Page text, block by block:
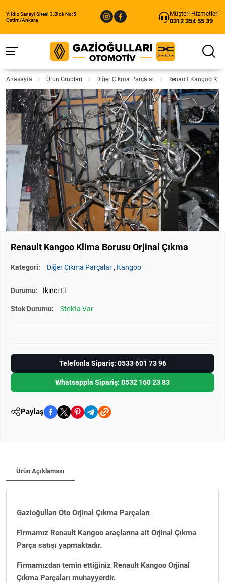
Yıldız Sanayi Sitesi 3.Blok No:5
Ostim/Ankara
Müşteri Hizmetleri
0312 354 55 39
Anasayfa Ürün Grupları Diğer Çıkma Parçalar Renault Kangoo
Renault Kangoo Klima Borusu Orjinal Çıkma
Kategori: Diğer Çıkma Parçalar , Kangoo
Durumu: İkinci El
Stok Durumu: Stokta Var
Telefonla Sipariş: 0533 601 73 96
Whatsappla Sipariş: 0532 160 23 83
Paylaş
Ürün Açıklaması
Gazioğulları Oto Orjinal Çıkma Parçaları
Firmamız Renault Kangoo araçlarına ait Orjinal Çıkma
Parça satışı yapmaktadır.
Firmamızdan temin ettiğiniz Renault Kangoo Orjinal
Çıkma Parçaları muhayyerdir.